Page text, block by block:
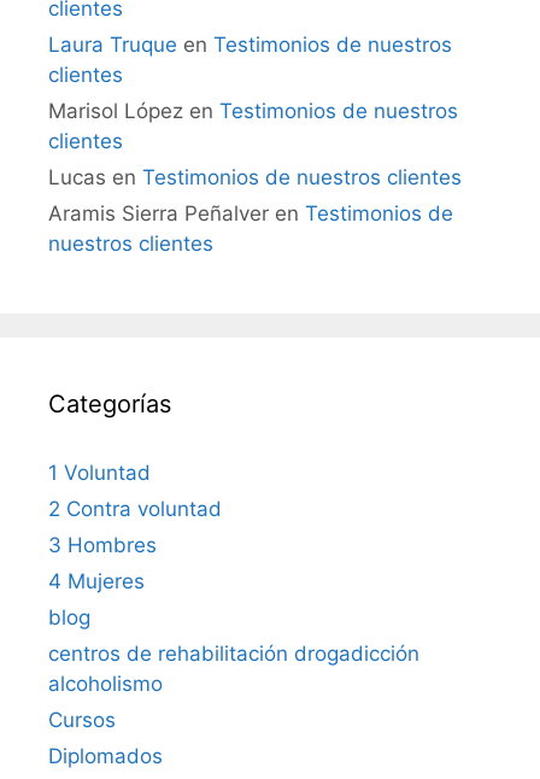
clientes
Laura Truque en Testimonios de nuestros
clientes
Marisol López en Testimonios de nuestros
clientes
Lucas en Testimonios de nuestros clientes
Aramis Sierra Peñalver en Testimonios de
nuestros clientes
Categorías
1 Voluntad
2 Contra voluntad
3 Hombres
4 Mujeres
blog
centros de rehabilitación drogadicción
alcoholismo
Cursos
Diplomados